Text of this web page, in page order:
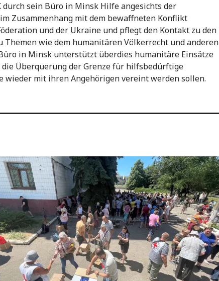
durch sein Büro in Minsk Hilfe angesichts der
Zusammenhang mit dem bewaffneten Konflikt
und der Ukraine und pflegt den Kontakt zu den
Themen wie dem humanitären Völkerrecht und anderen
in Minsk unterstützt überdies humanitäre Einsätze
Überquerung der Grenze für hilfsbedürftige
wieder mit ihren Angehörigen vereint werden sollen.